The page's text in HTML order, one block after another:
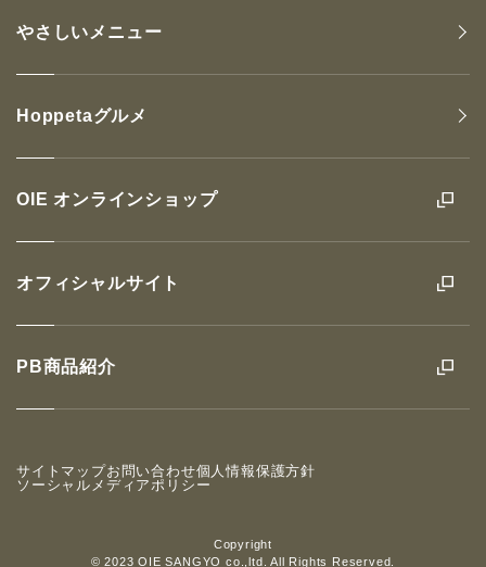
OIE オンラインショップ
オフィシャルサイト
PB商品紹介
やさしいメニュー
Hoppetaグルメ
Copyright
© 2023 OIE SANGYO co.,ltd. All Rights Reserved.
サイトマップお問い合わせ個人情報保護方針
ソーシャルメディアポリシー